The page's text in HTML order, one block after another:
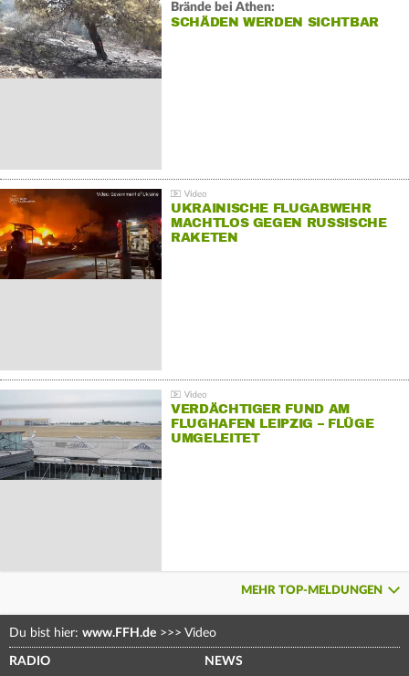
Brände bei Athen:
SCHÄDEN WERDEN SICHTBAR
UKRAINISCHE FLUGABWEHR
MACHTLOS GEGEN RUSSISCHE
RAKETEN
VERDÄCHTIGER FUND AM
FLUGHAFEN LEIPZIG – FLÜGE
UMGELEITET
MEHR TOP-MELDUNGEN
Du bist hier: www.FFH.de >>> Video
RADIO NEWS